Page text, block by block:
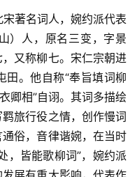
著名词人，婉约派代表
）人，原名三变，字景
又称柳七。宋仁宗朝进
田。他自称“奉旨填词柳
卿相”自诩。其词多描绘
旅行役之情，创作慢词
俗，音律谐婉，在当时
，皆能歌柳词”，婉约派